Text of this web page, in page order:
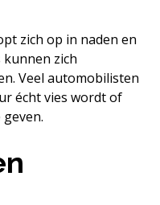
zich op in naden en
zich
Veel automobilisten
écht vies wordt of